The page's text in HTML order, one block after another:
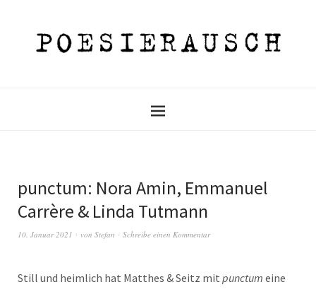
punctum: Nora Amin, Emmanuel
Carrère & Linda Tutmann
10. Januar 2021 von Stefan Schreibe einen Kommentar
Still und heimlich hat Matthes & Seitz mit punctum eine